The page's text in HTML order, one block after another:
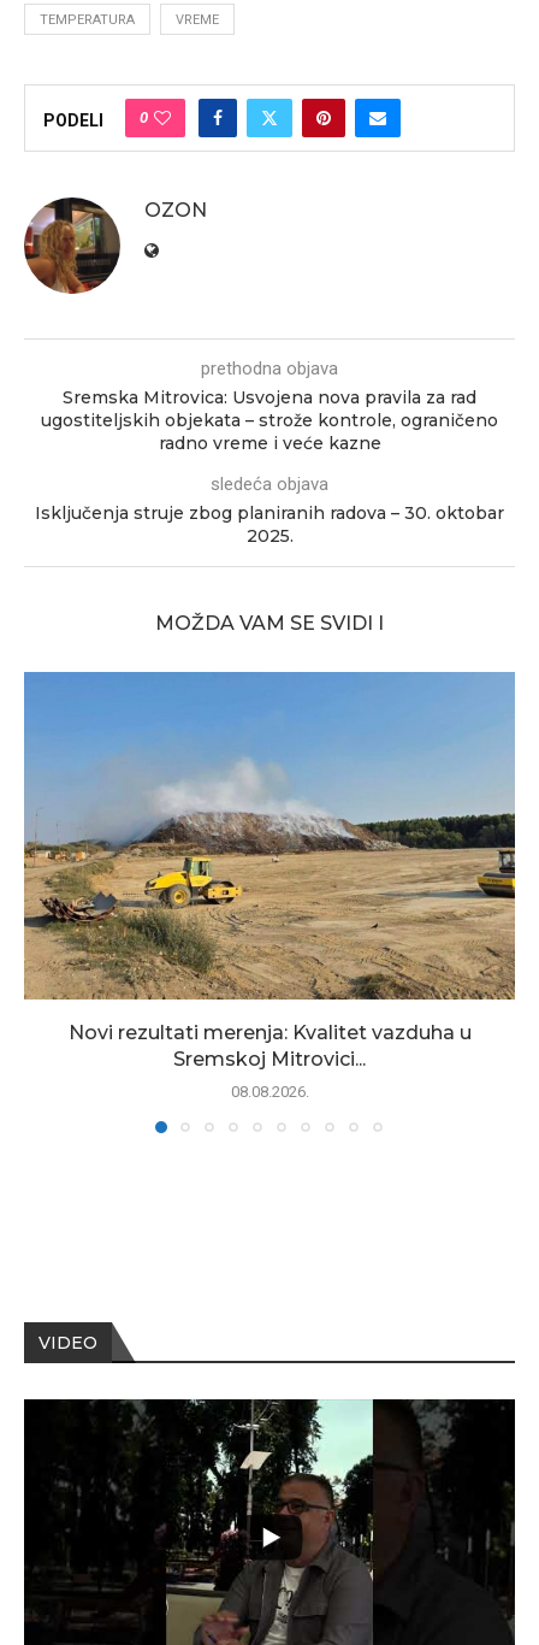
TEMPERATURA VREME
PODELI 0
OZON
prethodna objava
Sremska Mitrovica: Usvojena nova pravila za rad
ugostiteljskih objekata – strože kontrole, ograničeno
radno vreme i veće kazne
sledeća objava
Isključenja struje zbog planiranih radova – 30. oktobar
2025.
MOŽDA VAM SE SVIDI I
Novi rezultati merenja: Kvalitet vazduha u
Sremskoj Mitrovici...
08.08.2026.
VIDEO